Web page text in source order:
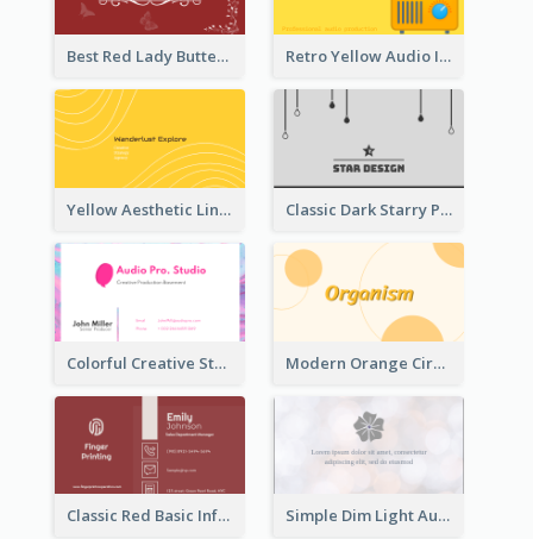
Best Red Lady Butterfly Business Card Design Retro Yellow Audio Interface Business Card Templates
Yellow Aesthetic Linear Explorer Business Card Design Classic Dark Starry Personal Business Card Designs
Colorful Creative Studio Business Card Layout Modern Orange Circle Organism Business Card Design
Classic Red Basic Information Business Card Template Simple Dim Light Authentic Business Card Design